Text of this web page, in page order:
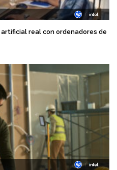
real con ordenadores de